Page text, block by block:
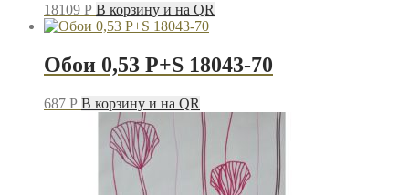
18109 P В корзину и на QR
Обои 0,53 P+S 18043-70
687 P В корзину и на QR